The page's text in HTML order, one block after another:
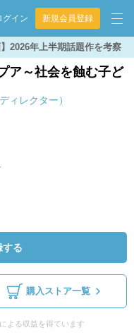
グイン 新規会員登録
2026年上半期話題作を考察
ア～社会を蝕む子ど
ィレクター）
する
購入ストア一覧
よる収益を得ています